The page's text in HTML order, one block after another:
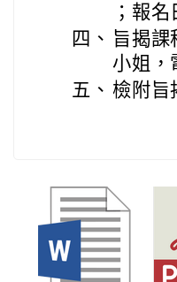
；報
四、 旨揭課
小姐，
五、 檢附旨